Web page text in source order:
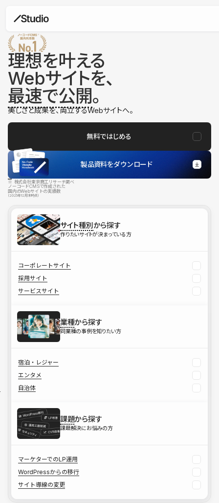
理想を叶える
Webサイトを、
最速で公開。
美しさと成果を、両立するWebサイトへ。
無料ではじめる
製品資料をダウンロード
※ 株式会社東京商工リサーチ調べ
ノーコードCMSで作成された
国内のWebサイトの実績数
（2025年12月末時点）
サイト種別から探す
作りたいサイトが決まっている方
コーポレートサイト
採用サイト
サービスサイト
業種から探す
同業種の事例を知りたい方
宿泊・レジャー
エンタメ
自治体
課題から探す
課題解決にお悩みの方
マーケターでのLP運用
WordPressからの移行
サイト導線の変更